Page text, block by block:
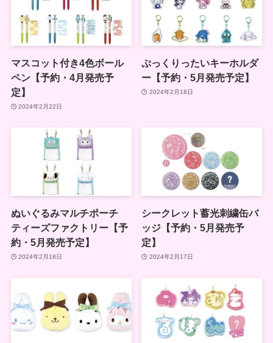
マスコット付き4色ボール
ペン【予約・4月発売予
定】
2024年2月22日
ぷっくりったいキーホルダ
ー【予約・5月発売予定】
2024年2月18日
ぬいぐるみマルチポーチ
ティーズファクトリー【予
約・5月発売予定】
2024年2月18日
シークレット蓄光刺繍缶バ
ッジ【予約・5月発売予
定】
2024年2月17日